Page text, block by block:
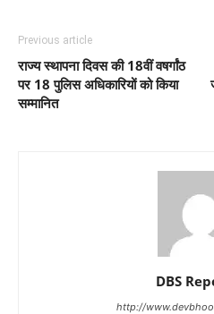
Previous article
राज्य स्थापना दिवस की 18वीं वषर्गांठ
पर 18 पुलिस अधिकारियों को किया
सम्मानित
DBS
http://